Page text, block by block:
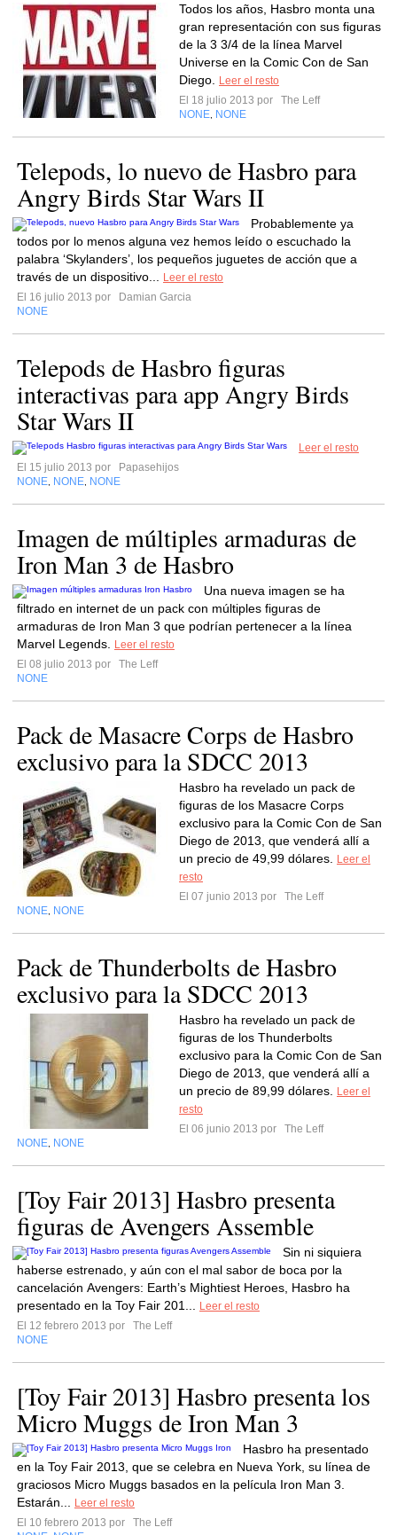
Todos los años, Hasbro monta una
gran representación con sus figuras
de la 3 3/4 de la línea Marvel
Universe en la Comic Con de San
Diego.
Leer el resto
El 18 julio 2013 por
The Leff
NONE NONE
Telepods, lo nuevo de Hasbro para
Angry Birds Star Wars II
Probablemente ya
todos por lo menos alguna vez hemos leído o escuchado la
palabra ‘Skylanders’, los pequeños juguetes de acción que a
través de un dispositivo...
Leer el resto
El 16 julio 2013 por
Damian Garcia
NONE
Telepods de Hasbro figuras
interactivas para app Angry Birds
Star Wars II
Leer el resto
El 15 julio 2013 por
Papasehijos
NONE NONE NONE
Imagen de múltiples armaduras de
Iron Man 3 de Hasbro
Una nueva imagen se ha
filtrado en internet de un pack con múltiples figuras de
armaduras de Iron Man 3 que podrían pertenecer a la línea
Marvel Legends.
Leer el resto
El 08 julio 2013 por
The Leff
NONE
Pack de Masacre Corps de Hasbro
exclusivo para la SDCC 2013
Hasbro ha revelado un pack de
figuras de los Masacre Corps
exclusivo para la Comic Con de San
Diego de 2013, que venderá allí a
un precio de 49,99 dólares.
Leer el
resto
El 07 junio 2013 por
The Leff
NONE NONE
Pack de Thunderbolts de Hasbro
exclusivo para la SDCC 2013
Hasbro ha revelado un pack de
figuras de los Thunderbolts
exclusivo para la Comic Con de San
Diego de 2013, que venderá allí a
un precio de 89,99 dólares.
Leer el
resto
El 06 junio 2013 por
The Leff
NONE NONE
[Toy Fair 2013] Hasbro presenta
figuras de Avengers Assemble
Sin ni siquiera
haberse estrenado, y aún con el mal sabor de boca por la
cancelación Avengers: Earth’s Mightiest Heroes, Hasbro ha
presentado en la Toy Fair 201...
Leer el resto
El 12 febrero 2013 por
The Leff
NONE
[Toy Fair 2013] Hasbro presenta los
Micro Muggs de Iron Man 3
Hasbro ha presentado
en la Toy Fair 2013, que se celebra en Nueva York, su línea de
graciosos Micro Muggs basados en la película Iron Man 3.
Estarán...
Leer el resto
El 10 febrero 2013 por
The Leff